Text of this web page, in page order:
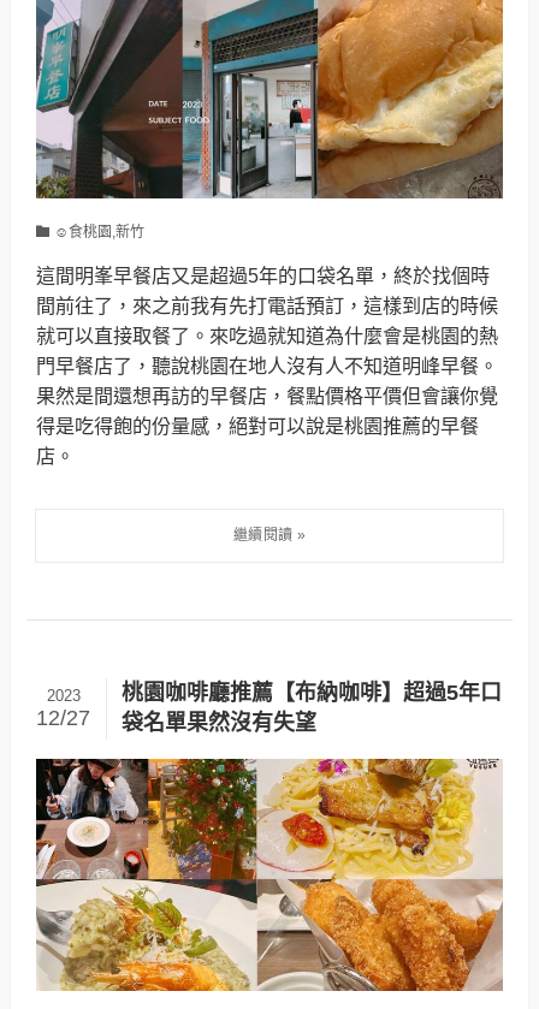
☺食桃園,新竹
這間明峯早餐店又是超過5年的口袋名單，終於找個時
間前往了，來之前我有先打電話預訂，這樣到店的時候
就可以直接取餐了。來吃過就知道為什麼會是桃園的熱
門早餐店了，聽說桃園在地人沒有人不知道明峰早餐。
果然是間還想再訪的早餐店，餐點價格平價但會讓你覺
得是吃得飽的份量感，絕對可以說是桃園推薦的早餐
店。
桃園咖啡廳推薦【布納咖啡】超過5年口
袋名單果然沒有失望
2023
12/27